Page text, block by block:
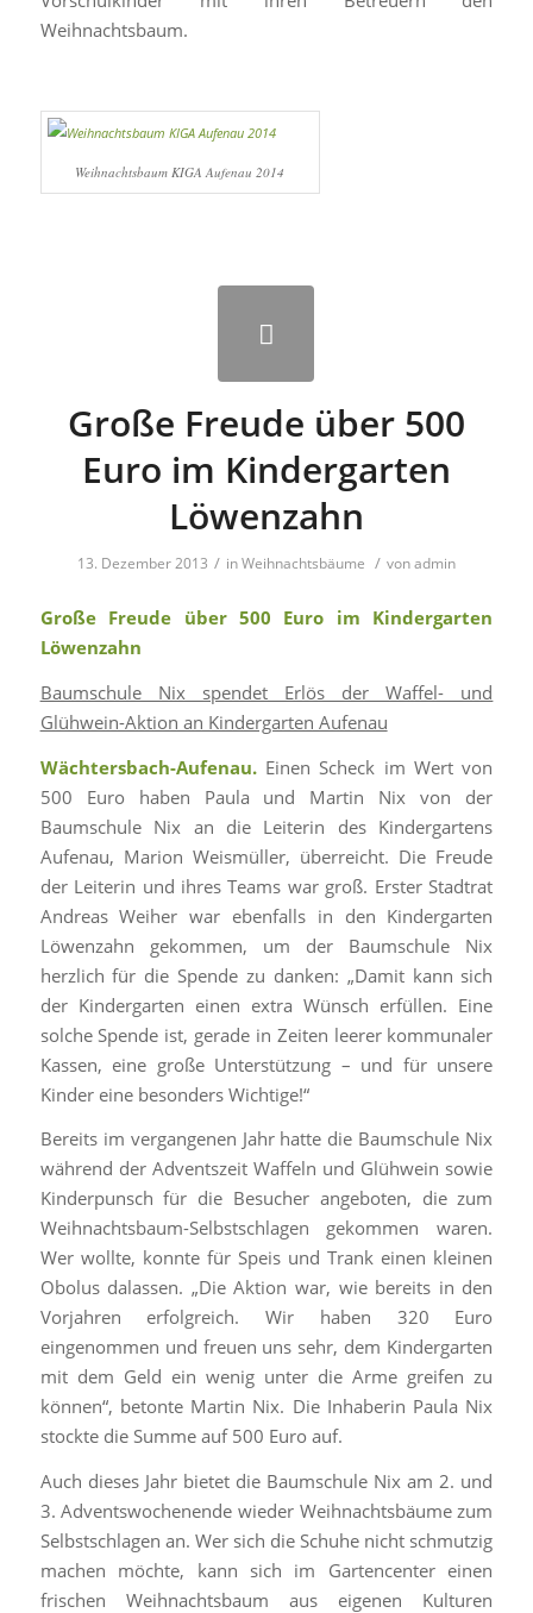
Weihnachtsbaum.
Weihnachtsbaum KIGA Aufenau 2014
Große Freude über 500
Euro im Kindergarten
Löwenzahn
13. Dezember 2013 / inWeihnachtsbäume / vonadmin
Große Freude über 500 Euro im Kindergarten
Löwenzahn
Baumschule Nix spendet Erlös der Waffel- und
Glühwein-Aktion an Kindergarten Aufenau
Wächtersbach-Aufenau.Einen Scheck im Wert von
500 Euro haben Paula und Martin Nix von der
Baumschule Nix an die Leiterin des Kindergartens
Aufenau, Marion Weismüller, überreicht. Die Freude
der Leiterin und ihres Teams war groß. Erster Stadtrat
Andreas Weiher war ebenfalls in den Kindergarten
Löwenzahn gekommen, um der Baumschule Nix
herzlich für die Spende zu danken: „Damit kann sich
der Kindergarten einen extra Wünsch erfüllen. Eine
solche Spende ist, gerade in Zeiten leerer kommunaler
Kassen, eine große Unterstützung – und für unsere
Kinder eine besonders Wichtige!“
Bereits im vergangenen Jahr hatte die Baumschule Nix
während der Adventszeit Waffeln und Glühwein sowie
Kinderpunsch für die Besucher angeboten, die zum
Weihnachtsbaum-Selbstschlagen gekommen waren.
Wer wollte, konnte für Speis und Trank einen kleinen
Obolus dalassen. „Die Aktion war, wie bereits in den
Vorjahren erfolgreich. Wir haben 320 Euro
eingenommen und freuen uns sehr, dem Kindergarten
mit dem Geld ein wenig unter die Arme greifen zu
können“, betonte Martin Nix. Die Inhaberin Paula Nix
stockte die Summe auf 500 Euro auf.
Auch dieses Jahr bietet die Baumschule Nix am 2. und
3. Adventswochenende wieder Weihnachtsbäume zum
Selbstschlagen an. Wer sich die Schuhe nicht schmutzig
machen möchte, kann sich im Gartencenter einen
frischen Weihnachtsbaum aus eigenen Kulturen